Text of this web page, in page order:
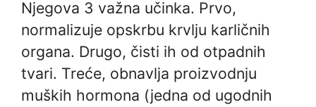
Njegova 3 važna učinka. Prvo,
normalizuje opskrbu krvlju karličnih
organa. Drugo, čisti ih od otpadnih
tvari. Treće, obnavlja proizvodnju
muških hormona (jedna od ugodnih